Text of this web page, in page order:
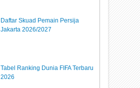
Daftar Skuad Pemain Persija
Jakarta 2026/2027
Tabel Ranking Dunia FIFA Terbaru
2026